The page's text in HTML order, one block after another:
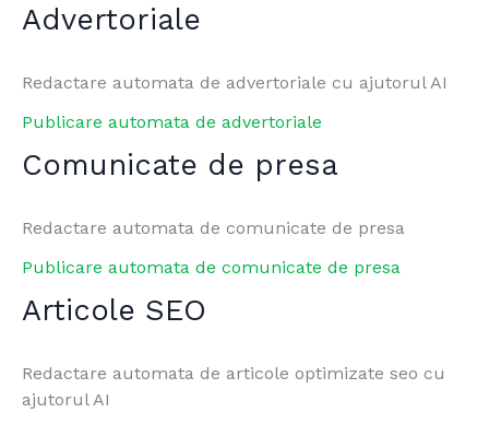
Advertoriale
Redactare automata de advertoriale cu ajutorul AI
Publicare automata de advertoriale
Comunicate de presa
Redactare automata de comunicate de presa
Publicare automata de comunicate de presa
Articole SEO
Redactare automata de articole optimizate seo cu
ajutorul AI